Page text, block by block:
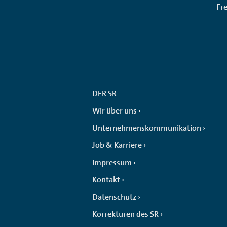
DER SR
Wir über uns
Unternehmenskommunikation
Job & Karriere
Impressum
Kontakt
Datenschutz
Korrekturen des SR